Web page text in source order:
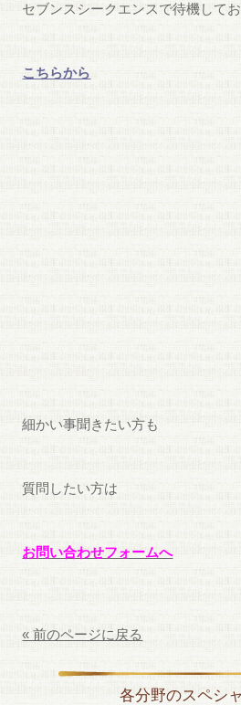
セブンスシークエンスで待機して
こちらから
細かい事聞きたい方も
質問したい方は
お問い合わせフォームへ
« 前のページに戻る
各分野のスペシ